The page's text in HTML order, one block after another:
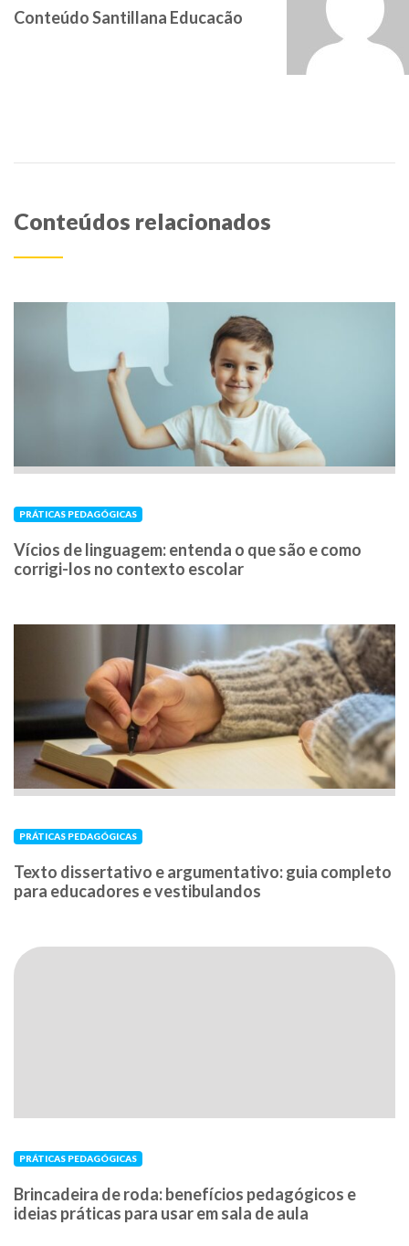
Conteúdo Santillana Educacão
Conteúdos relacionados
PRÁTICAS PEDAGÓGICAS
Vícios de linguagem: entenda o que são e como
corrigi-los no contexto escolar
PRÁTICAS PEDAGÓGICAS
Texto dissertativo e argumentativo: guia completo
para educadores e vestibulandos
PRÁTICAS PEDAGÓGICAS
Brincadeira de roda: benefícios pedagógicos e
ideias práticas para usar em sala de aula